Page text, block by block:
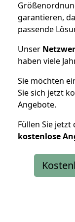
garantieren,
passende
Unser
haben viele
Sie möchten
Sie sich jetzt
Angebote.
Füllen Sie
kostenlose